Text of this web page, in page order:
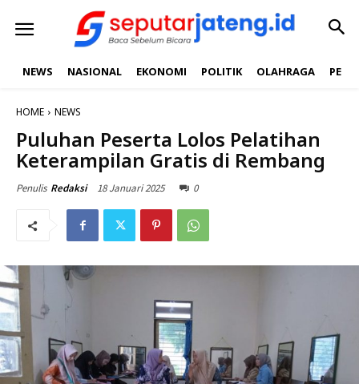
NEWS NASIONAL EKONOMI POLITIK OLAHRAGA
HOME NEWS
Puluhan Peserta Lolos Pelatihan
Keterampilan Gratis di Rembang
Penulis Redaksi 18 Januari 2025 0